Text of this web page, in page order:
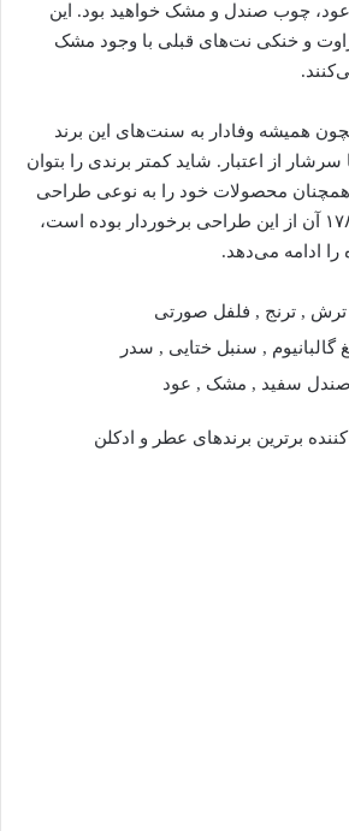
چوب صندل و مشک خواهید بود. این
و خنکی نت‌های قبلی با وجود مشک
همیشه وفادار به سنت‌های این برند
از اعتبار. شاید کمتر برندی را بتوان
یافت که در سال ۲۰۱۱ همچنان محصولات خود را به نوعی طراحی
کند که محصول سال ۱۷۸۱ آن از این طراحی برخوردار بوده است،
را ادامه می‌دهد.
ترش , ترنج , فلفل صورتی
گالبانیوم , سنبل ختایی , سدر
صندل سفید , مشک , عود
کننده برترین برندهای عطر و ادکلن